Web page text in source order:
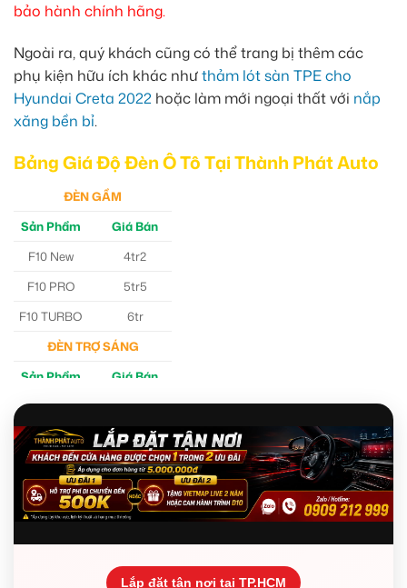
bảo hành chính hãng.
Ngoài ra, quý khách cũng có thể trang bị thêm các
phụ kiện hữu ích khác nhưthảm lót sàn TPE cho
Hyundai Creta 2022 hoặc làm mới ngoại thất với nắp
xăng bền bỉ.
Bảng Giá Độ Đèn Ô Tô Tại Thành Phát Auto
ĐÈN GẦM
Sản Phẩm
Giá Bán
F10 New
4tr2
F10 PRO
5tr5
F10 TURBO
6tr
ĐÈN TRỢ SÁNG
Sản Phẩm
Giá Bán
M30 Ultra
4tr5
Aozoom EX3
5tr
Lắp đặt tận nơi tại TP.HCM